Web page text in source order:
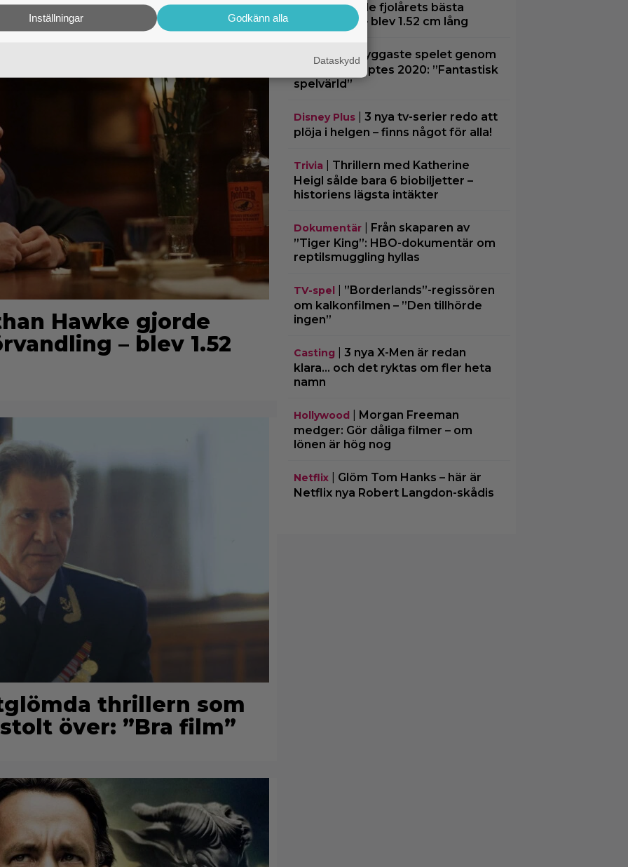
Hawke gjorde
– blev 1.52
thrillern som
över: ”Bra film”
Hawke gjorde fjolårets bästa
förvandling – blev 1.52 cm lång
TV-spel |
”Snyggaste spelet genom
tiderna” släpptes 2020: ”Fantastisk
spelvärld”
Disney Plus| 3 nya tv-serier redo att
plöja i helgen – finns något för alla!
Trivia
Thrillern med Katherine
Heigl sålde bara 6 biobiljetter –
historiens lägsta intäkter
Dokumentär| Från skaparen av
”Tiger King”: HBO-dokumentär om
reptilsmuggling hyllas
TV-spel
”Borderlands”-regissören
om kalkonfilmen – ”Den tillhörde
ingen”
Casting
3 nya X-Men är redan
klara… och det ryktas om fler heta
namn
Hollywood
Morgan Freeman
medger: Gör dåliga filmer – om
lönen är hög nog
Netflix| Glöm Tom Hanks – här är
Netflix nya Robert Langdon-skådis
Godkänn alla
Inställningar
Dataskydd